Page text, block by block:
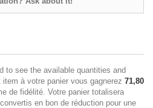
to see the available quantities and
à votre panier vous gagnerez 71,80
de fidélité. Votre panier totalisera
en bon de réduction pour une